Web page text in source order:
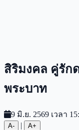
สิริมงคล คู่รัก
พระบาท
9 มิ.ย. 2569 เวลา
A- | A+